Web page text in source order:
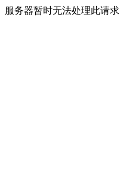
服务器暂时无法处理此请求